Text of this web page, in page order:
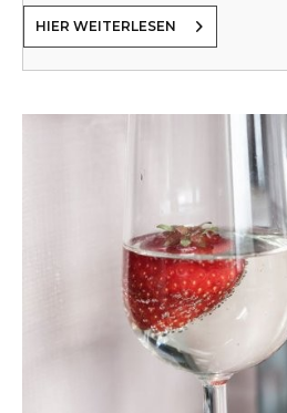
HIER WEITERLESEN